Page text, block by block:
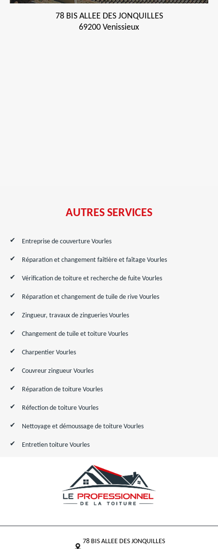
78 BIS ALLEE DES JONQUILLES
69200 Venissieux
AUTRES SERVICES
Entreprise de couverture Vourles
Réparation et changement faîtière et faîtage Vourles
Vérification de toiture et recherche de fuite Vourles
Réparation et changement de tuile de rive Vourles
Zingueur, travaux de zingueries Vourles
Changement de tuile et toiture Vourles
Charpentier Vourles
Couvreur zingueur Vourles
Réparation de toiture Vourles
Réfection de toiture Vourles
Nettoyage et démoussage de toiture Vourles
Entretien toiture Vourles
78 BIS ALLEE DES JONQUILLES